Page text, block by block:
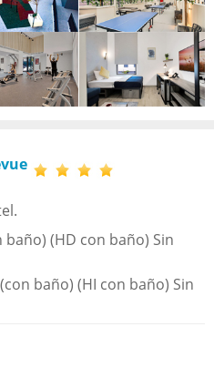
(HD con baño) Sin
baño) (HI con baño) Sin